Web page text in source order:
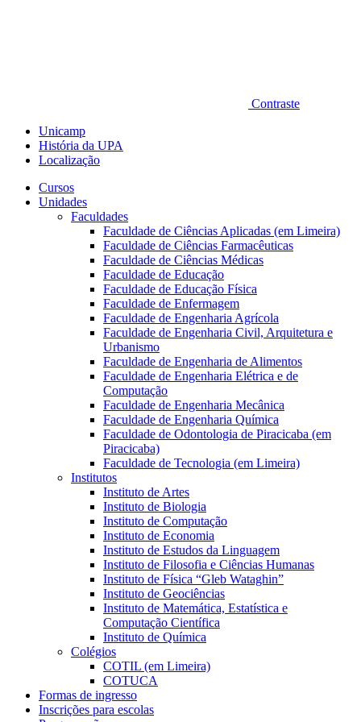
Contraste
Unicamp
História da UPA
Localização
Cursos
Unidades
Faculdades
Faculdade de Ciências Aplicadas (em Limeira)
Faculdade de Ciências Farmacêuticas
Faculdade de Ciências Médicas
Faculdade de Educação
Faculdade de Educação Física
Faculdade de Enfermagem
Faculdade de Engenharia Agrícola
Faculdade de Engenharia Civil, Arquitetura e
Urbanismo
Faculdade de Engenharia de Alimentos
Faculdade de Engenharia Elétrica e de
Computação
Faculdade de Engenharia Mecânica
Faculdade de Engenharia Química
Faculdade de Odontologia de Piracicaba (em
Piracicaba)
Faculdade de Tecnologia (em Limeira)
Institutos
Instituto de Artes
Instituto de Biologia
Instituto de Computação
Instituto de Economia
Instituto de Estudos da Linguagem
Instituto de Filosofia e Ciências Humanas
Instituto de Física “Gleb Wataghin”
Instituto de Geociências
Instituto de Matemática, Estatística e
Computação Científica
Instituto de Química
Colégios
COTIL (em Limeira)
COTUCA
Formas de ingresso
Inscrições para escolas